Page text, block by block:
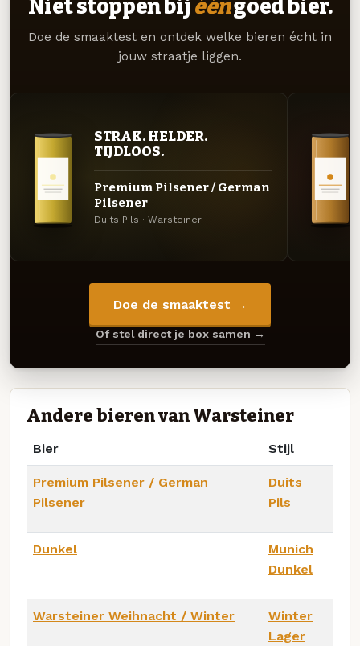
Niet stoppen bij ééngoed bier.
Doe de smaaktest en ontdek welke bieren écht in
jouw straatje liggen.
STRAK. HELDER.
TIJDLOOS.
Premium Pilsener / German
Pilsener
Duits Pils · Warsteiner
Doe de smaaktest →
Of stel direct je box samen →
Andere bieren van Warsteiner
Bier Stijl
Premium Pilsener / German
Pilsener
Duits
Pils
Dunkel
Munich
Dunkel
Warsteiner Weihnacht / Winter
Winter
Lager